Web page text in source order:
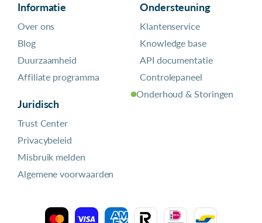
Informatie
Over ons
Blog
Duurzaamheid
Affiliate programma
Juridisch
Trust Center
Privacybeleid
Misbruik melden
Algemene voorwaarden
Ondersteuning
Klantenservice
Knowledge base
API documentatie
Controlepaneel
Onderhoud & Storingen